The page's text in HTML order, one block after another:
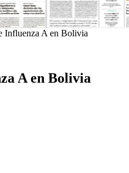
Influenza A en Bolivia
A en Bolivia